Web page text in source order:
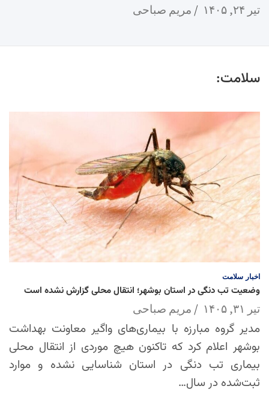
تیر ۲۴, ۱۴۰۵ مریم صباحی
سلامت:
اخبار سلامت
وضعیت تب دنگی در استان بوشهر؛ انتقال محلی گزارش نشده است
تیر ۳۱, ۱۴۰۵ مریم صباحی
مدیر گروه مبارزه با بیماری‌های واگیر معاونت بهداشت
بوشهر اعلام کرد که تاکنون هیچ موردی از انتقال محلی
بیماری تب دنگی در استان شناسایی نشده و موارد
ثبت‌شده در سال…